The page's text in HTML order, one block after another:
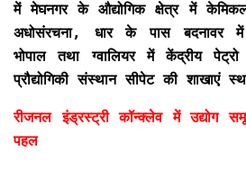
में मेघनगर के औद्योगिक क्षेत्र में
अधोसंरचना, धार के पास बदनावर में
भोपाल तथा ग्वालियर में केंद्रीय पेट्रो
प्रौद्योगिकी संस्थान सीपेट की शाखाएं
रीजनल इंड्रस्ट्री कॉन्क्लेव में उद्योग
पहल